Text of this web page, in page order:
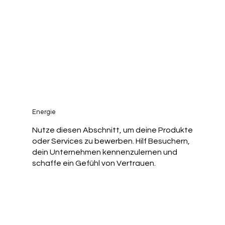
Nutze diesen Abschnitt, um deine Produkte
oder Services zu bewerben. Hilf Besuchern,
dein Unternehmen kennenzulernen und
schaffe ein Gefühl von Vertrauen.
Energie